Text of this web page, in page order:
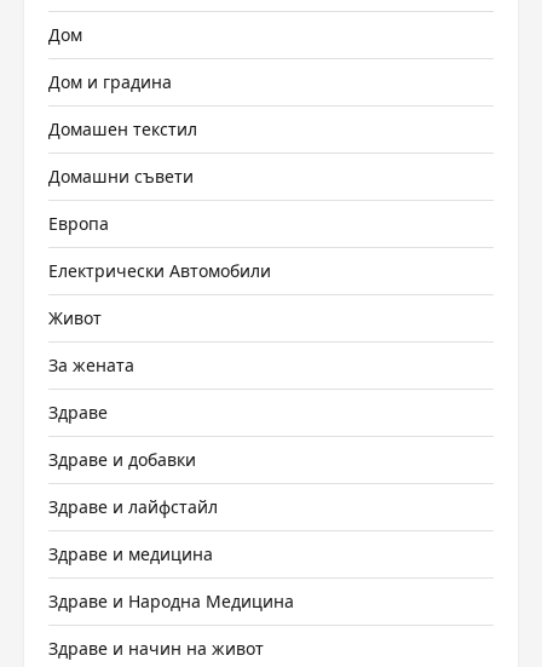
Дом
Дом и градина
Домашен текстил
Домашни съвети
Европа
Електрически Автомобили
Живот
За жената
Здраве
Здраве и добавки
Здраве и лайфстайл
Здраве и медицина
Здраве и Народна Медицина
Здраве и начин на живот